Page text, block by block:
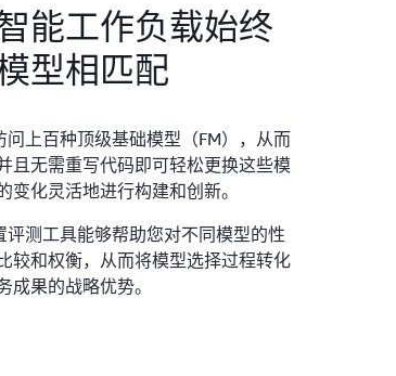
能工作负载始终
型相匹配
问上百种顶级基础模型（FM），从而
且无需重写代码即可轻松更换这些模
变化灵活地进行构建和创新。
评测工具能够帮助您对不同模型的性
较和权衡，从而将模型选择过程转化
成果的战略优势。